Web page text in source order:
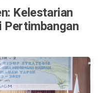
Kelestarian
Pertimbangan